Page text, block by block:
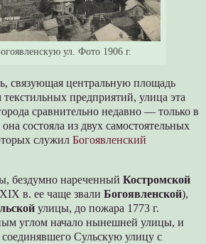
ул. Фото 1906 г.
связующая центральную площадь
предприятий, улица эта
сравнительно недавно — только в
состояла из двух самостоятельных
служилБогоявленский
бездумно нареченныйКостромской
в. ее чаще звалиБогоявленской),
улицы, до пожара 1773 г.
углом начало нынешней улицы, и
соединявшего Сульскую улицу с